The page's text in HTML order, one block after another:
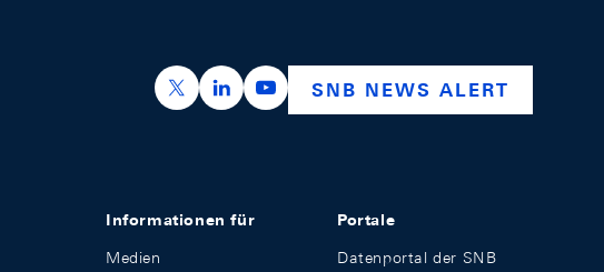
https://x.com/snb_bns
https://ch.linkedin.com/company/swiss-
https://www.youtube.com/
SNB NEWS ALERT
Informationen für
Medien
Portale
Datenportal der SNB